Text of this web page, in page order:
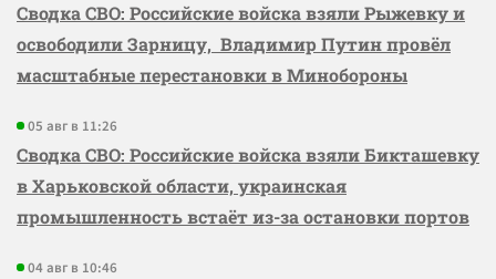
Сводка СВО: Российские войска взяли Рыжевку и
освободили Зарницу, Владимир Путин провёл
масштабные перестановки в Минобороны
05 авг в 11:26
Сводка СВО: Российские войска взяли Бикташевку
в Харьковской области, украинская
промышленность встаёт из-за остановки портов
04 авг в 10:46